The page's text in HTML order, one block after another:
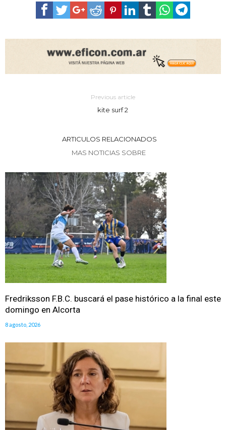
Previous article
kite surf 2
ARTICULOS RELACIONADOS
MAS NOTICIAS SOBRE
Fredriksson F.B.C. buscará el pase histórico a la final este
domingo en Alcorta
8 agosto, 2026